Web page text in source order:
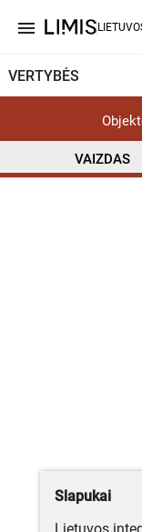
menu
VERTYBĖS
VAIZDAS
Slapukai